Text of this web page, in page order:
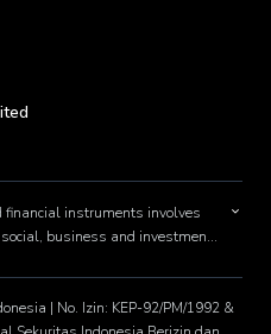
financial instruments involves
business and investment
warnings contained within this
statements in our General
| No. Izin: KEP-92/PM/1992 &